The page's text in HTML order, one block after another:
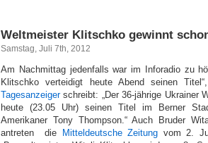
Weltmeister Klitschko gewinnt
Samstag, Juli 7th, 2012
Am Nachmittag jedenfalls war im Inforadio zu
Klitschko verteidigt heute Abend seinen
Tagesanzeigerschreibt: „Der 36-jährige Ukrainer
heute (23.05 Uhr) seinen Titel im Berner
Amerikaner Tony Thompson.“ Auch Bruder
antreten  die
Mitteldeutsche Zeitung vom 2.